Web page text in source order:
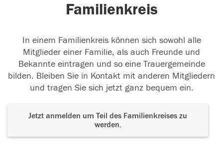
Familienkreis
In einem Familienkreis können sich sowohl alle
Mitglieder einer Familie, als auch Freunde und
Bekannte eintragen und so eine Trauergemeinde
bilden. Bleiben Sie in Kontakt mit anderen Mitgliedern
und tragen Sie sich jetzt ganz bequem ein.
Jetzt anmelden um Teil des Familienkreises zu
werden.